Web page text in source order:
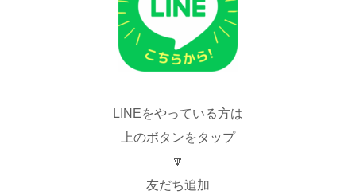
LINEをやっている方は
上のボタンをタップ
🔽
友だち追加